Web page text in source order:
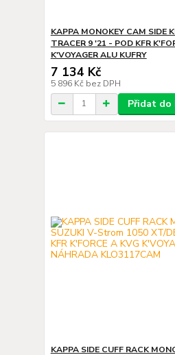
KAPPA MONOKEY CAM SIDE
TRACER 9 '21 - POD KFR
K'VOYAGER ALU KUFRY
7 134 Kč
5 896 Kč bez DPH
Přidat do
KAPPA SIDE CUFF RACK